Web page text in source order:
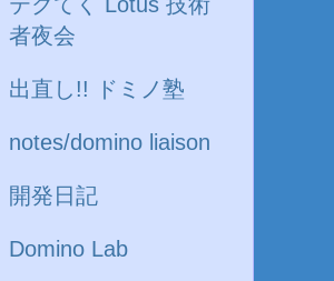
者夜会
出直し!! ドミノ塾
notes/domino liaison
開発日記
Domino Lab